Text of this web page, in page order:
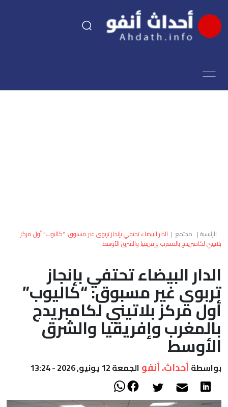
اقتصاد
العالم
الصحراء
الرئيسية| مجتمع | الدار البيضاء تحتفي بإنجاز تربوي غير مسبوق: “كاليوب” أول مركز
بلاتيني لكامبريدج بالمغرب وإفريقيا والشرق الأوسط
الدار البيضاء تحتفي بإنجاز
تربوي غير مسبوق: “كاليوب”
أول مركز بلاتيني لكامبريدج
بالمغرب وإفريقيا والشرق
الأوسط
بواسطة أحداث. أنفو الجمعة 12 يونيو, 2026 - 13:24